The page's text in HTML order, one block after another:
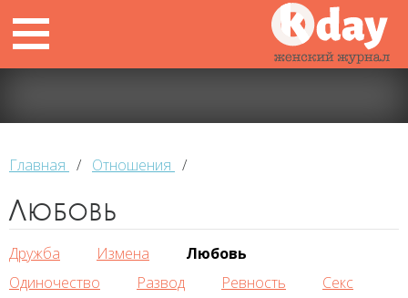
Главная / Отношения /
Любовь
Дружба Измена
Любовь
Одиночество
Развод Ревность
Секс